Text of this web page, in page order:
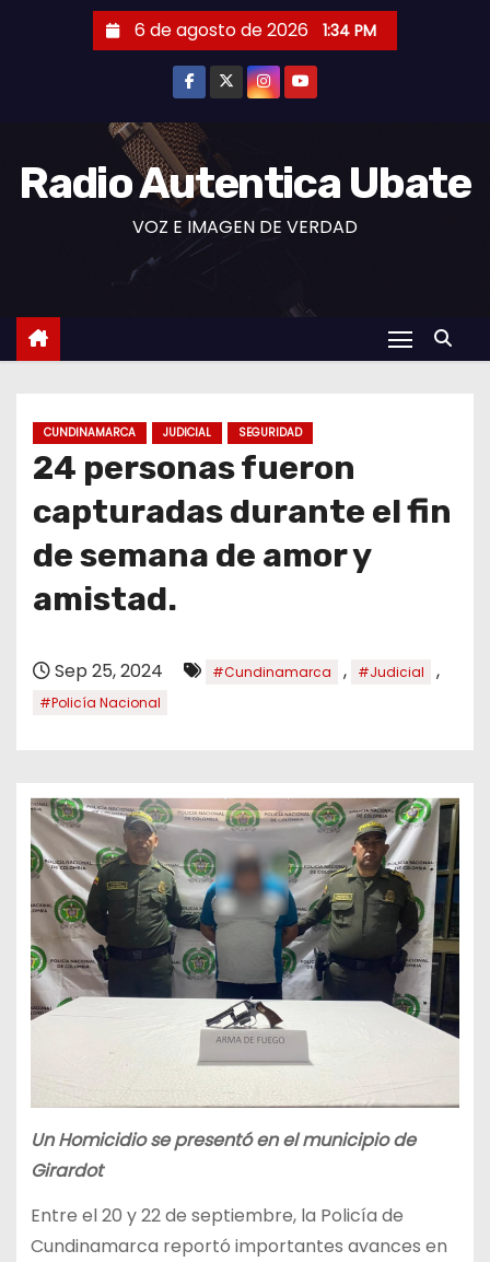
6 de agosto de 2026 1:34 PM
Radio Autentica Ubate
VOZ E IMAGEN DE VERDAD
CUNDINAMARCA JUDICIAL SEGURIDAD
24 personas fueron
capturadas durante el fin
de semana de amor y
amistad.
Sep 25, 2024 #Cundinamarca , #Judicial ,
#Policía Nacional
Un Homicidio se presentó en el municipio de
Girardot
Entre el 20 y 22 de septiembre, la Policía de
Cundinamarca reportó importantes avances en